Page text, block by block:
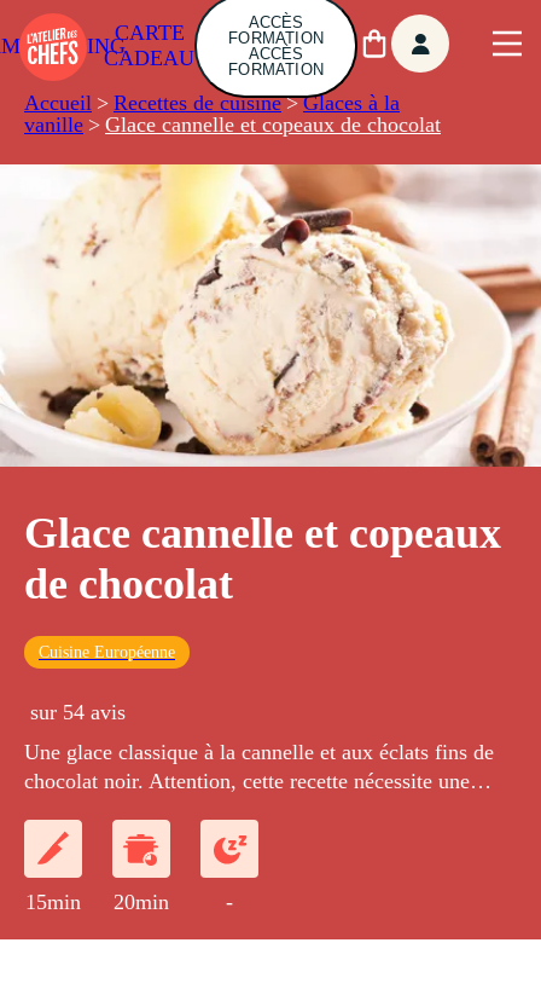
CARTE
CADEAU
ACCÈS
FORMATION
ACCÈS
FORMATION
Accueil > Recettes de cuisine > Glaces à la
vanille > Glace cannelle et copeaux de chocolat
Glace cannelle et copeaux
de chocolat
Cuisine Européenne
sur 54 avis
Une glace classique à la cannelle et aux éclats fins de
chocolat noir. Attention, cette recette nécessite une
15min 20min -